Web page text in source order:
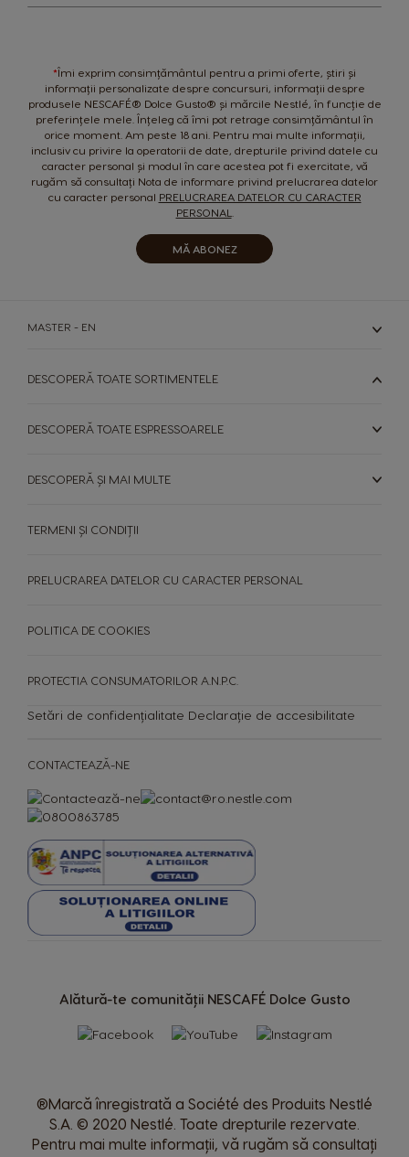
BĂUTURI
for
*Îmi exprim consimțământul pentru a primi oferte, știri și
informații personalizate despre concursuri, informații despre
produsele NESCAFÉ® Dolce Gusto® și mărcile Nestlé, în funcție de
preferințele mele. Înțeleg că îmi pot retrage consimțământul în
orice moment. Am peste 18 ani. Pentru mai multe informații,
inclusiv cu privire la operatorii de date, drepturile privind datele cu
caracter personal și modul în care acestea pot fi exercitate, vă
rugăm să consultați Nota de informare privind prelucrarea datelor
cu caracter personal PRELUCRAREA DATELOR CU CARACTER
PERSONAL
MĂ ABONEZ
MASTER - EN
DESCOPERĂ TOATE SORTIMENTELE
DESCOPERĂ TOATE ESPRESSOARELE
DESCOPERĂ ȘI MAI MULTE
Alătură-te comunității NESCAFÉ Dolce Gusto
CONTACTEAZĂ-NE
TERMENI ȘI CONDIȚII
PRELUCRAREA DATELOR CU CARACTER PERSONAL
POLITICA DE COOKIES
PROTECTIA CONSUMATORILOR A.N.P.C.
Setări de confidențialitate Declarație de accesibilitate
®Marcă înregistrată a Société des Produits Nestlé
S.A. © 2020 Nestlé. Toate drepturile rezervate.
Pentru mai multe informații, vă rugăm să consultați